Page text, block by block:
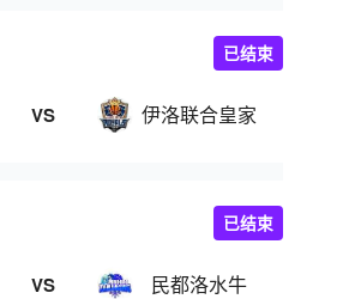
VS 伊洛联合皇家
已结束
VS 民都洛水牛
已结束